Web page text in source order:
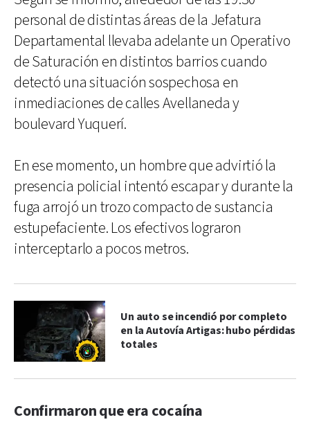
personal de distintas áreas de la Jefatura
Departamental llevaba adelante un Operativo
de Saturación en distintos barrios cuando
detectó una situación sospechosa en
inmediaciones de calles Avellaneda y
boulevard Yuquerí.
En ese momento, un hombre que advirtió la
presencia policial intentó escapar y durante la
fuga arrojó un trozo compacto de sustancia
estupefaciente. Los efectivos lograron
interceptarlo a pocos metros.
Un auto se incendió por completo
en la Autovía Artigas: hubo pérdidas
totales
Confirmaron que era cocaína